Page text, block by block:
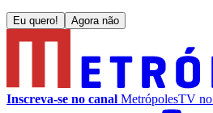
Eu quero! Agora não
Inscreva-se no canal MetrópolesTV no